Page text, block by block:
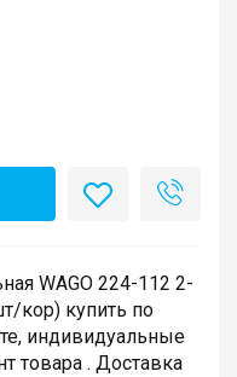
WAGO 224-112 2-
кор) купить по
индивидуальные
товара . Доставка